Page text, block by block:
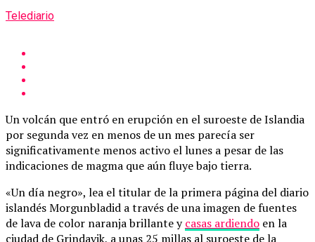
Telediario
Un volcán que entró en erupción en el suroeste de Islandia
por segunda vez en menos de un mes parecía ser
significativamente menos activo el lunes a pesar de las
indicaciones de magma que aún fluye bajo tierra.
«Un día negro», lea el titular de la primera página del diario
islandés Morgunbladid a través de una imagen de fuentes
de lava de color naranja brillante ycasas ardiendo en la
ciudad de Grindavik, a unas 25 millas al suroeste de la